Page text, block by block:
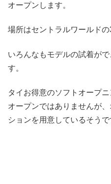
オープンします。
場所はセントラルワールドの
いろんなもモデルの試着が
す。
タイお得意のソフトオープ
オープンではありませんが
ションを用意しているそうで